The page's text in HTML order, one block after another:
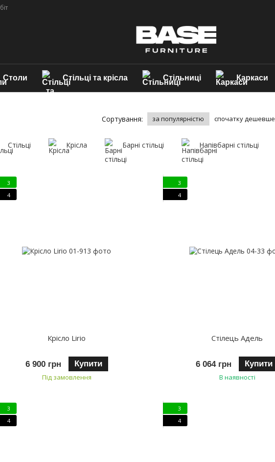
Столи Стільці та крісла Стільниці Каркаси
Сортування: за популярністю спочатку дешевше
Стільці Крісла Барні стільці Напівбарні стільці
3
4
Крісло Lirio
6 900 грн Купити
Під замовлення
3
4
Стілець Адель
6 064 грн Купити
В наявності
3
4
3
4